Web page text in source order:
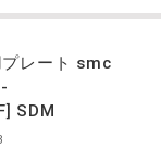
プレート smc
SDM